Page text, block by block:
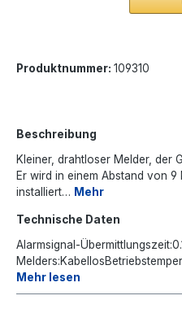
Produktnummer: 109310
Beschreibung
Kleiner, drahtloser Melder, der
Er wird in einem Abstand von
installiert… Mehr
Technische Daten
Alarmsignal-
Mehr lesen